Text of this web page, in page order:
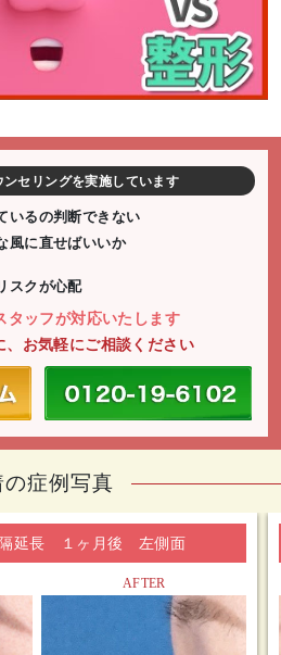
セリングを実施しています
いるの判断できない
風に直せばいいか
スクが心配
タッフが対応いたします
、お気軽にご相談ください
の症例写真
隔延長 １ヶ月後 左側面
AFTER